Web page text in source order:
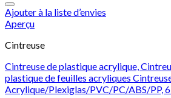
Ajouter à la liste d’envies
Aperçu
Cintreuse
Cintreuse de plastique acrylique,
plastique de feuilles acryliques
Acrylique/Plexiglas/PVC/PC/ABS/PP,